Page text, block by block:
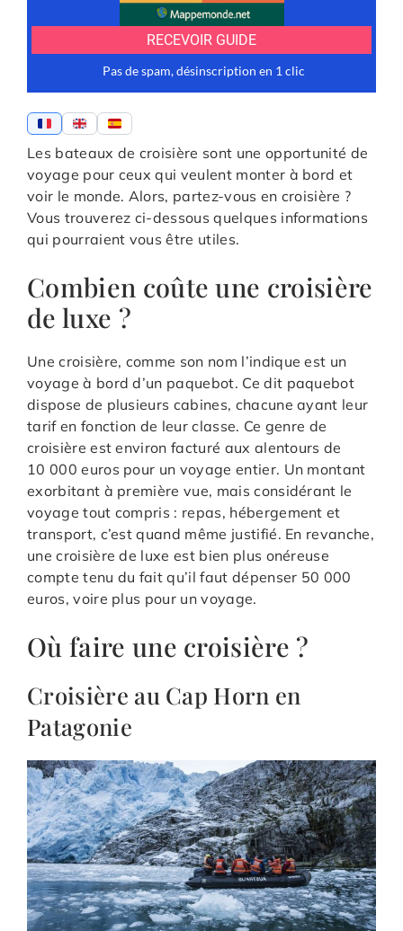
Les bateaux de croisière sont une opportunité de
voyage pour ceux qui veulent monter à bord et
voir le monde. Alors, partez-vous en croisière ?
Vous trouverez ci-dessous quelques informations
qui pourraient vous être utiles.
Combien coûte une croisière
de luxe ?
Une croisière, comme son nom l’indique est un
voyage à bord d’un paquebot. Ce dit paquebot
dispose de plusieurs cabines, chacune ayant leur
tarif en fonction de leur classe. Ce genre de
croisière est environ facturé aux alentours de
10 000 euros pour un voyage entier. Un montant
exorbitant à première vue, mais considérant le
voyage tout compris : repas, hébergement et
transport, c’est quand même justifié. En revanche,
une croisière de luxe est bien plus onéreuse
compte tenu du fait qu’il faut dépenser 50 000
euros, voire plus pour un voyage.
Où faire une croisière ?
Croisière au Cap Horn en
Patagonie